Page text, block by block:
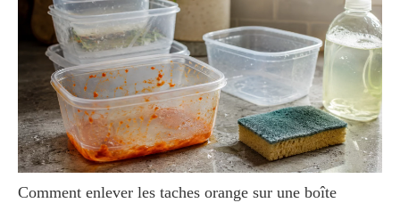
Comment enlever les taches orange sur une boîte